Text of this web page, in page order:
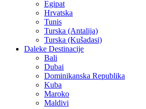
Egipat
Hrvatska
Tunis
Turska (Antalija)
Turska (Kušadasi)
Daleke Destinacije
Bali
Dubai
Dominikanska Republika
Kuba
Maroko
Maldivi